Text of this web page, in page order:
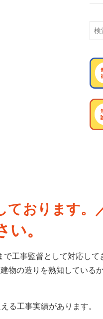
ております。
。
工事監督として対応して
物の造りを熟知している
る工事実績があります。